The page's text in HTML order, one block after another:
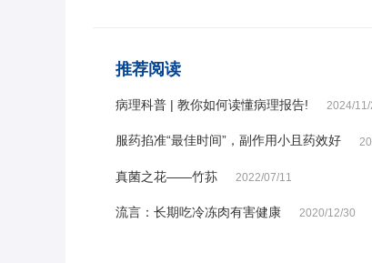
推荐阅读
病理科普 | 教你如何读懂病理报告! 2024/11/
服药掐准“最佳时间”，副作用小且药效好
真菌之花——竹荪 2022/07/11
流言：长期吃冷冻肉有害健康 2020/12/30